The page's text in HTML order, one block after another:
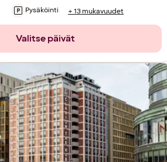
Pysäköinti + 13 mukavuudet
Valitse päivät